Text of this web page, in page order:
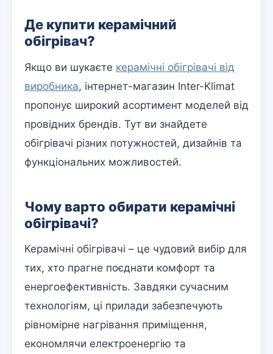
Де купити керамічний
обігрівач?
Якщо ви шукаєте керамічні обігрівачі від
виробника, інтернет-магазин Inter-Klimat
пропонує широкий асортимент моделей від
провідних брендів. Тут ви знайдете
обігрівачі різних потужностей, дизайнів та
функціональних можливостей.
Чому варто обирати керамічні
обігрівачі?
Керамічні обігрівачі – це чудовий вибір для
тих, хто прагне поєднати комфорт та
енергоефективність. Завдяки сучасним
технологіям, ці прилади забезпечують
рівномірне нагрівання приміщення,
економлячи електроенергію та